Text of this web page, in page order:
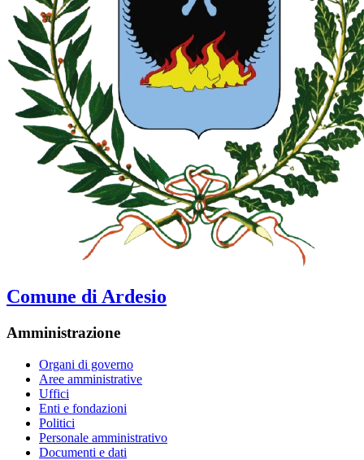
Comune di Ardesio
Amministrazione
Organi di governo
Aree amministrative
Uffici
Enti e fondazioni
Politici
Personale amministrativo
Documenti e dati